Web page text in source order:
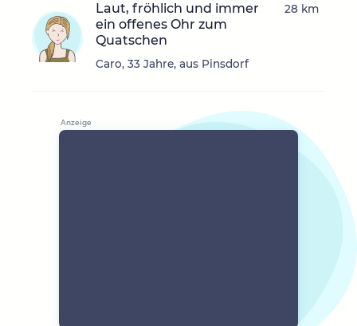
Laut, fröhlich und immer
ein offenes Ohr zum
Quatschen
Caro, 33 Jahre, aus Pinsdorf
28 km